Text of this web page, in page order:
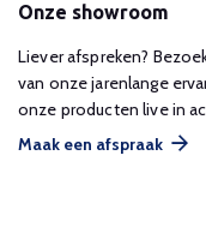
Onze showroom
Liever afspreken?
van onze jarenlange
onze producten live in
Maak een afspraak